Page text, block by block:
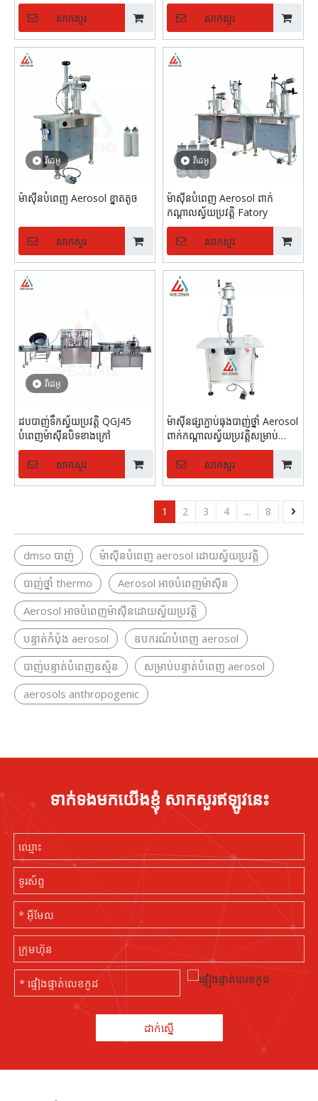
សាកសួរ
បាញ់ថ្នាំ Aerosol អាចបំពេញ
ម៉ាស៊ីន
សាកសួរ
វីដេអូ
ម៉ាស៊ីនបំពេញ Aerosol ខ្នាតតូច
សាកសួរ
វីដេអូ
ម៉ាស៊ីនបំពេញ Aerosol ពាក់
កណ្តាលស្វ័យប្រវត្តិ Fatory
សាកសួរ
វីដេអូ
ដបបាញ់ទឹកស្វ័យប្រវត្តិ QGJ45
បំពេញម៉ាស៊ីនបិទខាងក្រៅ
សាកសួរ
ម៉ាស៊ីនផ្សាភ្ជាប់ធុងបាញ់ថ្នាំ Aerosol
ពាក់កណ្តាលស្វ័យប្រវត្តិសម្រាប់
ផលិតផល Aerosol ការផ្សាភ្ជាប់
ខាងក្រៅ
សាកសួរ
1 2 3 4 ... 8
dmso បាញ់
ម៉ាស៊ីនបំពេញ aerosol ដោយស្វ័យប្រវត្តិ
បាញ់ថ្នាំ thermo
Aerosol អាចបំពេញម៉ាស៊ីន
Aerosol អាចបំពេញម៉ាស៊ីនដោយស្វ័យប្រវត្តិ
បន្ទាត់កំប៉ុង aerosol
ឧបករណ៍បំពេញ aerosol
បាញ់បន្ទាត់បំពេញឧស្ម័ន
សម្រាប់បន្ទាត់បំពេញ aerosol
aerosols anthropogenic
ទាក់ទងមកយើងខ្ញុំ សាកសួរឥឡូវនេះ
ដាក់ស្នើ